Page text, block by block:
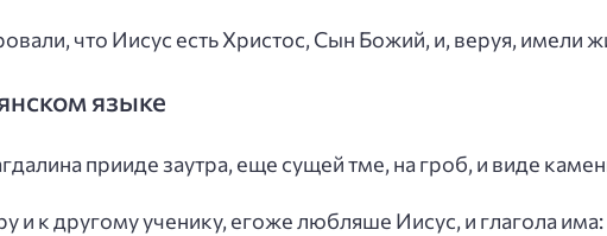
что Иисус есть Христос, Сын Божий, и, веруя, имели
языке
прииде заутра, еще сущей тме, на гроб, и виде
и к другому ученику, егоже любляше Иисус, и глагола